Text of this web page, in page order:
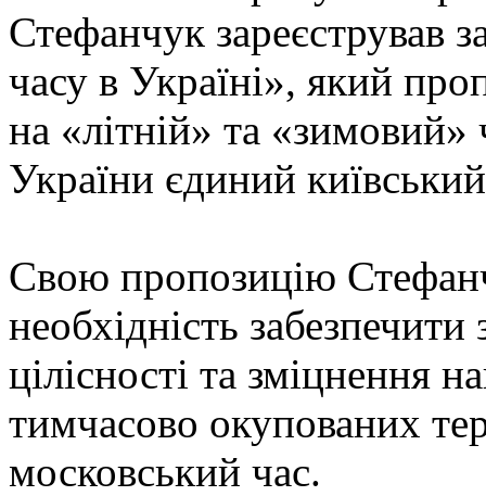
Стефанчук зареєстрував
часу в Україні», який
на «літній» та «зимовий»
України єдиний
Свою пропозицію
необхідність забезпечити
цілісності та зміцнення
тимчасово окупованих
московський час.